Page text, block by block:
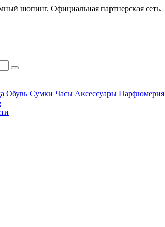
шопинг. Официальная партнерская сеть.
Обувь Сумки Часы Аксессуары Парфюмерия